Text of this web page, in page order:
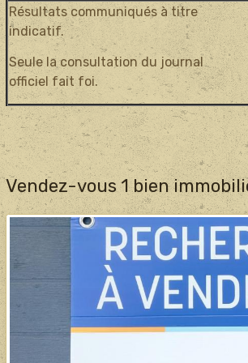
Résultats communiqués à titre
indicatif.
Seule la consultation du journal
officiel fait foi.
Vendez-vous 1 bien